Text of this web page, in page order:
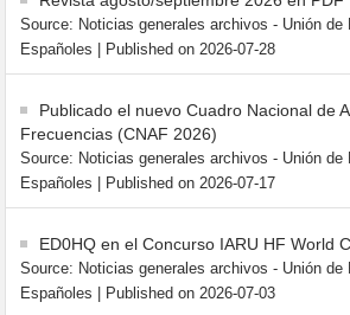
Source: Noticias generales archivos - Unión de
Españoles
Published on 2026-07-28
Publicado el nuevo Cuadro Nacional de
Frecuencias (CNAF 2026)
Source: Noticias generales archivos - Unión de
Españoles
Published on 2026-07-17
ED0HQ en el Concurso IARU HF World
Source: Noticias generales archivos - Unión de
Españoles
Published on 2026-07-03